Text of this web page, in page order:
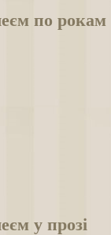
по рокам
у прозі